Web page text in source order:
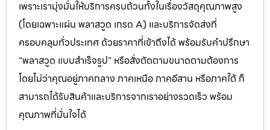
เพราะเรามุ่งมั่นให้บริการครบถ้วนทั้งในเรื่องวัสดุคุณภาพสูง
(โดยเฉพาะแผ่น พลาสวูด เกรด A) และบริการจัดส่งที่
ครอบคลุมทั่วประเทศ ด้วยราคาที่เข้าถึงได้ พร้อมรับคำปรึกษา
“พลาสวูด แบบสำเร็จรูป” หรือสั่งตัดตามขนาดตามต้องการ
โดยไม่ว่าคุณอยู่ภาคกลาง ภาคเหนือ ภาคอีสาน หรือภาคใต้ ก็
สามารถได้รับสินค้าและบริการจากเราอย่างรวดเร็ว พร้อม
คุณภาพที่มั่นใจได้